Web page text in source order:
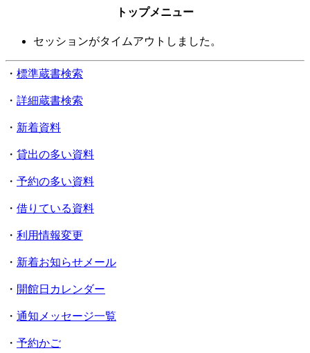
トップメニュー
セッションがタイムアウトしました。
・ 標準蔵書検索
・ 詳細蔵書検索
・ 新着資料
・ 貸出の多い資料
・ 予約の多い資料
・ 借りている資料
・ 利用情報変更
・ 新着お知らせメール
・ 開館日カレンダー
・ 通知メッセージ一覧
・ 予約かご